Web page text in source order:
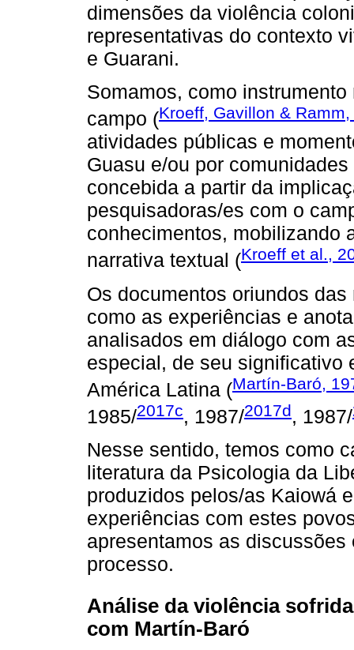
dimensões da violência
representativas do contexto
e Guarani.
Somamos, como
campo (Kroeff, Gavillon &
atividades públicas e
Guasu e/ou por
concebida a partir da
pesquisadoras/es com o
conhecimentos, mobilizando
narrativa textual (Kroeff et al.,
Os documentos oriundos
como as experiências e
analisados em diálogo com
especial, de seu significativo
América Latina (Martín-Baró,
1985/2017c, 1987/2017d, 1987/
Nesse sentido, temos como
literatura da Psicologia da
produzidos pelos/as Kaiowá
experiências com estes
apresentamos as
processo.
Análise da violência
com Martín-Baró